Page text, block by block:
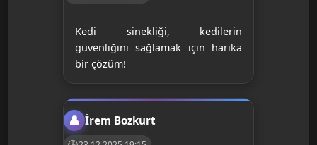
Kedi sinekliği, kedilerin
güvenliğini sağlamak için harika
bir çözüm!
İrem Bozkurt